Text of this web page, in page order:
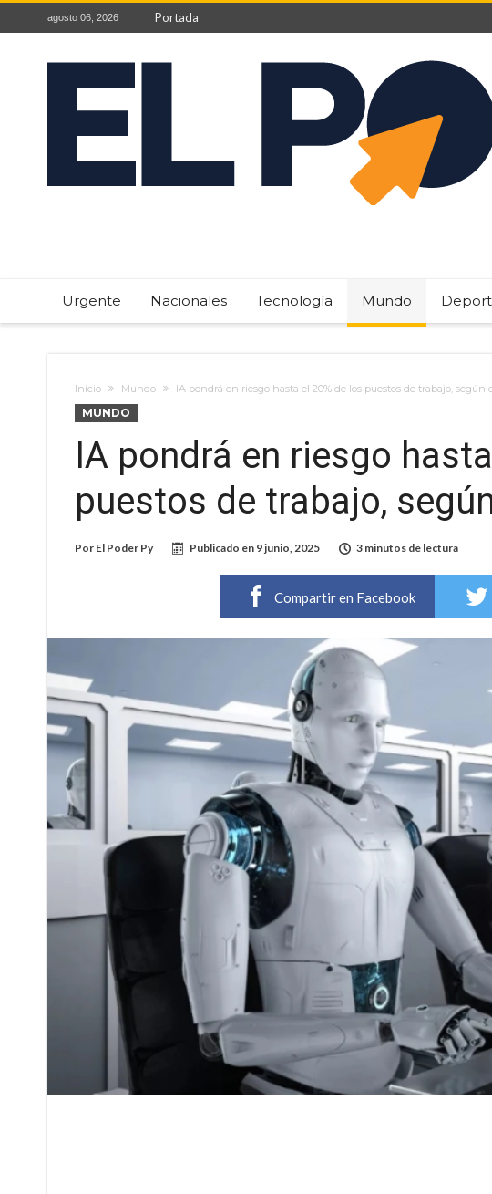
agosto 06, 2026 Portada
Urgente Nacionales Tecnología Mundo
Inicio Mundo IA pondrá en riesgo hasta el 20% de los puestos de trabajo, según
MUNDO
IA pondrá en riesgo
puestos de trabajo,
Por El Poder Py Publicado en 9 junio, 2025 3 minutos de lectura
Compartir en Facebook